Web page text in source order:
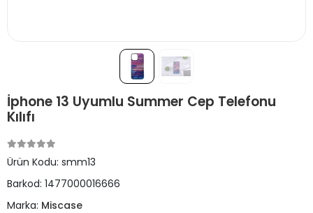
İphone 13 Uyumlu Summer Cep Telefonu
Kılıfı
Ürün Kodu: smm13
Barkod: 1477000016666
Marka: Miscase